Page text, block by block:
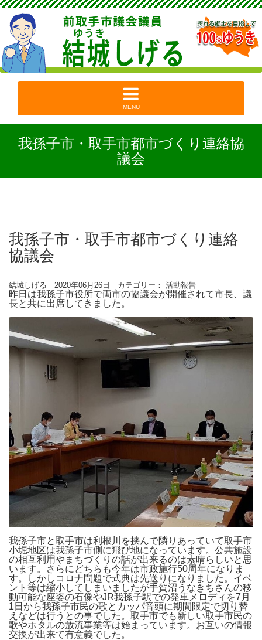
MENU
我孫子市・取手市都市づくり連絡協
議会
我孫子市・取手市都市づくり連絡
協議会
結城しげる 2020年06月26日 カテゴリー： 活動報告
昨日は我孫子市役所で両市の協議会が開催されて市長、議
長と共に出席してきました。
我孫子市と取手市は利根川を挟んで隣りあっていて取手市
小堀地区は我孫子市側に飛び地になっています。公共施設
の相互利用やまちづくりの話が出来るのは素晴らしいと思
います。さらにどちらも今年は市政施行50周年になりま
す。しかしコロナ問題で式典は先送りになりました。イベ
ント等は縮小してしまいましたが手賀沼うなきちさんの移
動可能な座姿の石像やJR我孫子駅での発車メロディを7月
1日から我孫子市民の歌とカッパ音頭に期間限定で切り替
えなどは行うとの事でした。取手市でも新しい取手市民の
歌やホタルの放流事業等は始まっています。お互いの情報
交換が出来て有意義でした。